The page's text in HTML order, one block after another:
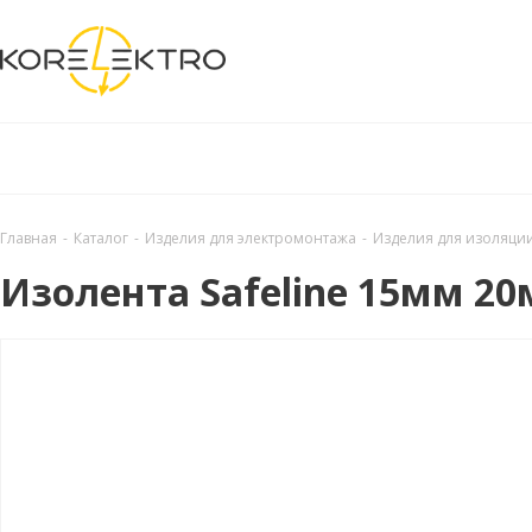
Главная - Каталог - Изделия для электромонтажа - Изделия для
Изолента Safeline 15мм